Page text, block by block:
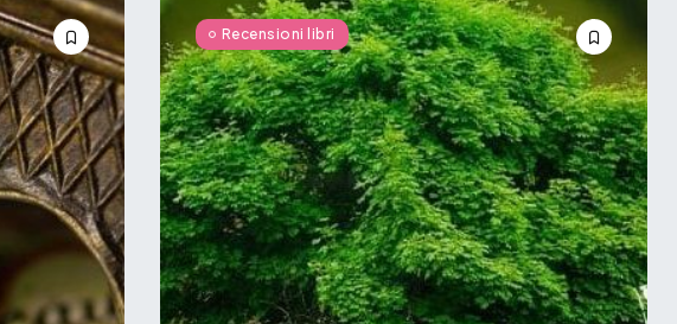
Recensioni libri